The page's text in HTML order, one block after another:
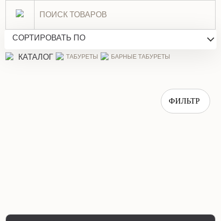
Барные табуреты
КАТАЛОГ ТАБУРЕТЫ БАРНЫЕ ТАБУРЕТЫ
СОРТИРОВАТЬ ПО
ФИЛЬТР